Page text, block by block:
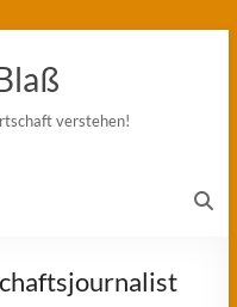
verstehen!